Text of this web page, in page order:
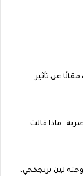
عن تأثير
قالت
لين برنجكجي،